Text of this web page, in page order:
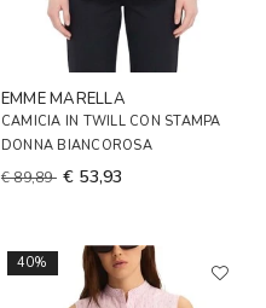
EMME MARELLA
CAMICIA IN TWILL CON STAMPA
DONNA BIANCOROSA
€ 89,89 € 53,93
40%